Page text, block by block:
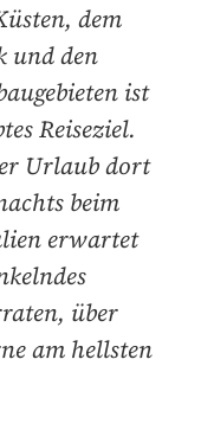
dem
und den
ist
Reiseziel.
Urlaub dort
beim
erwartet
über
am hellsten